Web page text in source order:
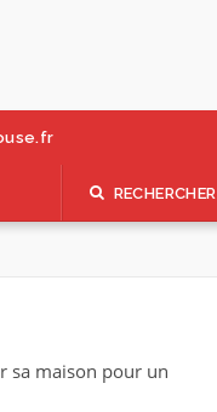
RECHERCHER
sa maison pour un